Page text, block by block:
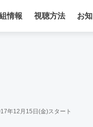
情報 視聴方法 お
年12月15日(金)スタート